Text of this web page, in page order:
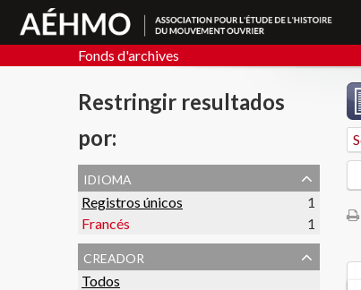
Fonds d'archives
Restringir resultados
por:
idioma
Registros únicos
1
Francés
1
creador
Todos